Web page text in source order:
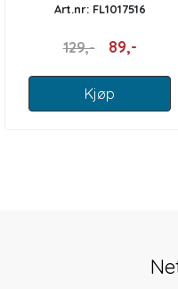
Art.nr: FL1017516
129,- 89,-
Kjøp